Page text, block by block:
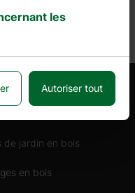
de jardin en bois
en bois
les
Autoriser tout